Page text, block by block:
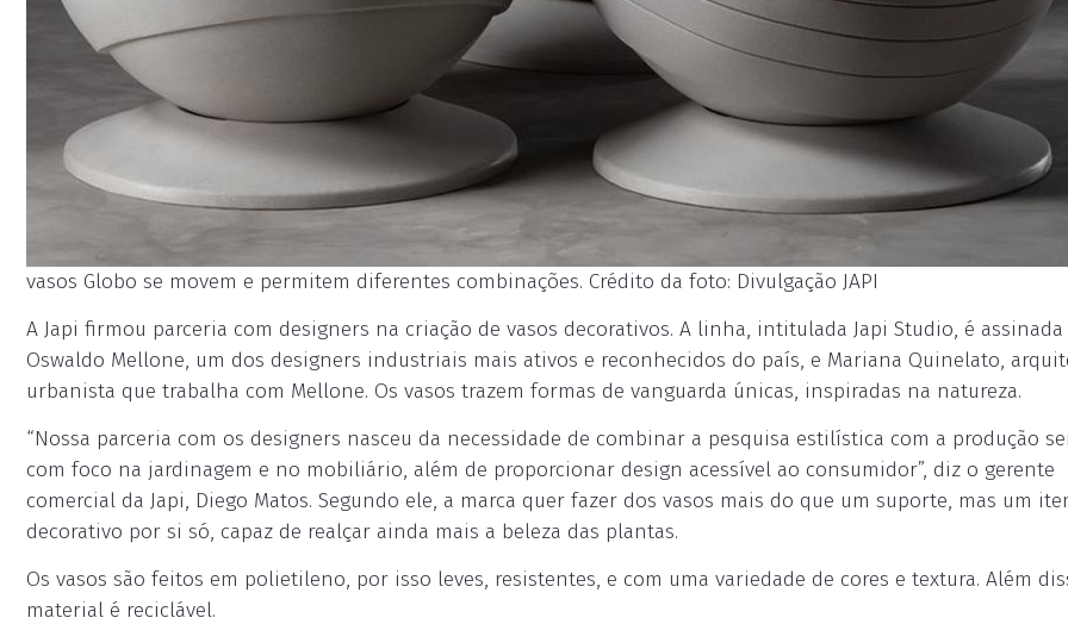
vasos Globo se movem e permitem diferentes combinações. Crédito da foto: Divulgação JAPI
A Japi firmou parceria com designers na criação de vasos decorativos. A linha, intitulada Japi Studio, é
Oswaldo Mellone, um dos designers industriais mais ativos e reconhecidos do país, e Mariana Quinelato,
urbanista que trabalha com Mellone. Os vasos trazem formas de vanguarda únicas, inspiradas na natureza.
“Nossa parceria com os designers nasceu da necessidade de combinar a pesquisa estilística com a produção
com foco na jardinagem e no mobiliário, além de proporcionar design acessível ao consumidor”, diz o gerente
comercial da Japi, Diego Matos. Segundo ele, a marca quer fazer dos vasos mais do que um suporte, mas um
decorativo por si só, capaz de realçar ainda mais a beleza das plantas.
Os vasos são feitos em polietileno, por isso leves, resistentes, e com uma variedade de cores e textura. Além
material é reciclável.